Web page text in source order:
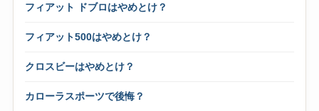
フィアット ドブロはやめとけ？
フィアット500はやめとけ？
クロスビーはやめとけ？
カローラスポーツで後悔？